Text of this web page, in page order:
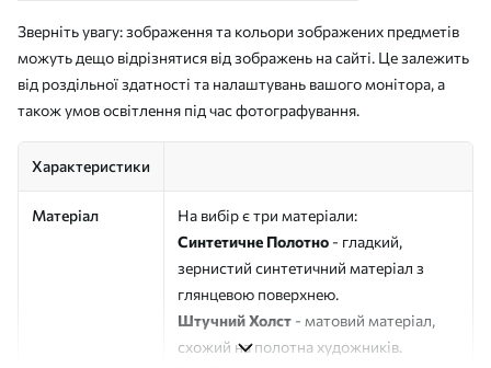
Зверніть увагу: зображення та кольори зображених предметів
можуть дещо відрізнятися від зображень на сайті. Це залежить
від роздільної здатності та налаштувань вашого монітора, а
також умов освітлення під час фотографування.
Характеристики
Матеріал
На вибір є три матеріали:
Синтетичне Полотно - гладкий,
зернистий синтетичний матеріал з
глянцевою поверхнею.
Штучний Холст - матовий матеріал,
схожий на полотна художників.